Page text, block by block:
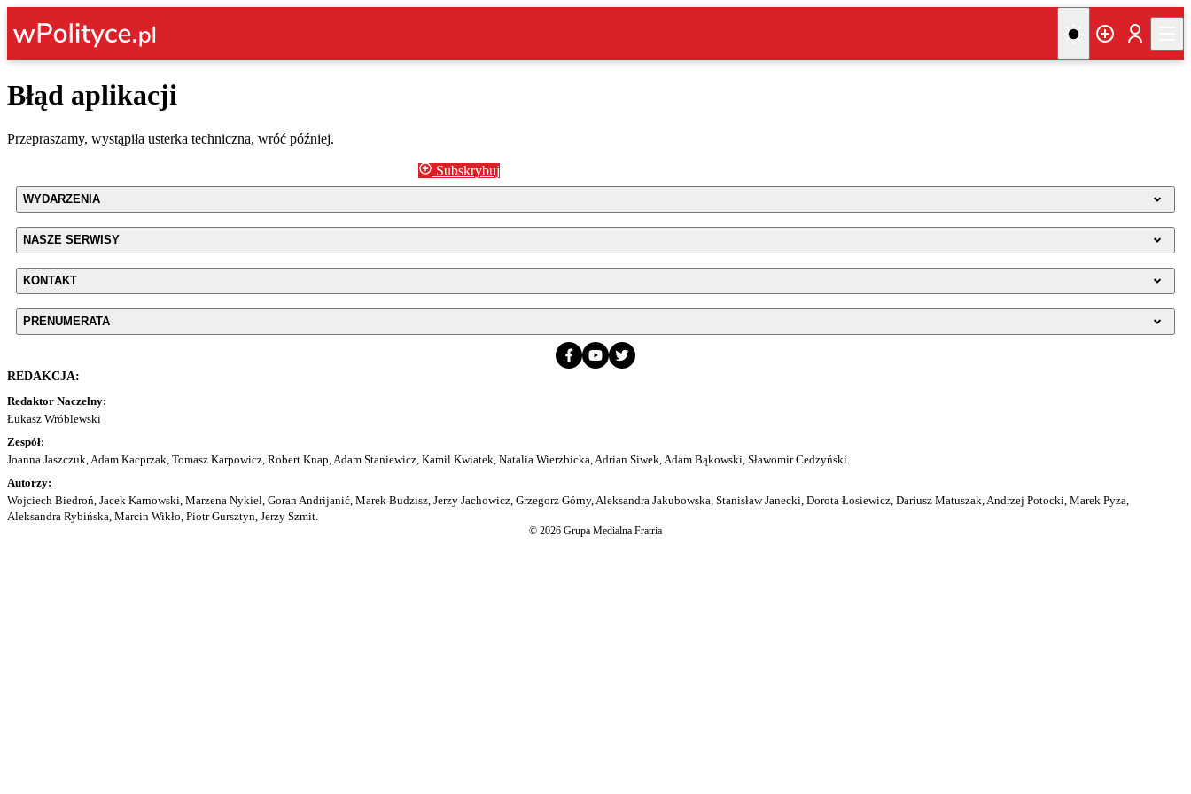
Błąd aplikacji
Przepraszamy, wystąpiła usterka techniczna, wróć później.
Subskrybuj
WYDARZENIA
NASZE SERWISY
KONTAKT
PRENUMERATA
REDAKCJA:
Redaktor Naczelny:
Łukasz Wróblewski
Zespół:
Joanna Jaszczuk, Adam Kacprzak, Tomasz Karpowicz, Robert Knap, Adam Staniewicz, Kamil Kwiatek, Natalia Wierzbicka, Adrian Siwek, Adam Bąkowski, Sławomir Cedzyński.
Autorzy:
Wojciech Biedroń, Jacek Karnowski, Marzena Nykiel, Goran Andrijanić, Marek Budzisz, Jerzy Jachowicz, Grzegorz Górny, Aleksandra Jakubowska, Stanisław Janecki, Dorota Łosiewicz, Dariusz Matuszak, Andrzej Potocki, Marek Pyza,
Aleksandra Rybińska, Marcin Wikło, Piotr Gursztyn, Jerzy Szmit.
© 2026 Grupa Medialna Fratria